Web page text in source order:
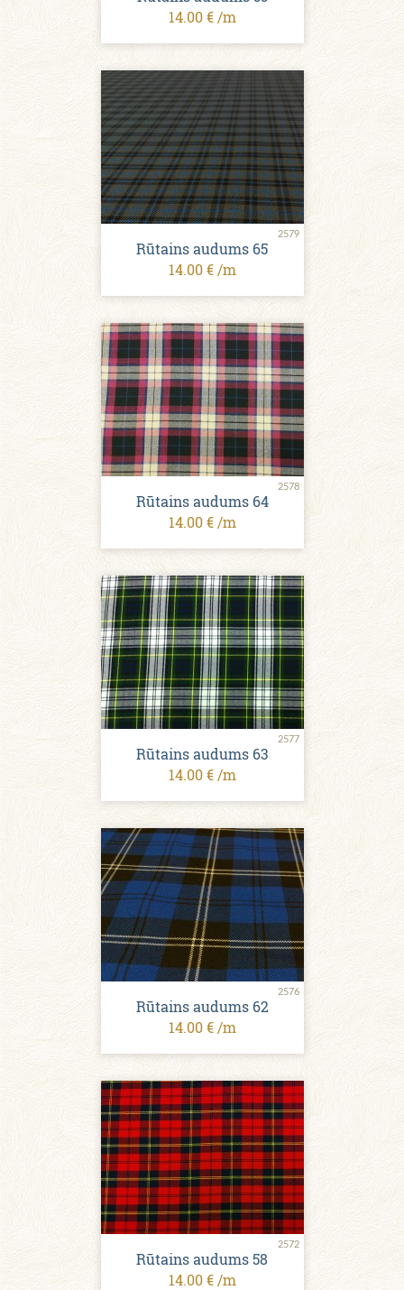
14.00 € /m
2579
Rūtains audums 65
14.00 € /m
2578
Rūtains audums 64
14.00 € /m
2577
Rūtains audums 63
14.00 € /m
2576
Rūtains audums 62
14.00 € /m
2572
Rūtains audums 58
14.00 € /m